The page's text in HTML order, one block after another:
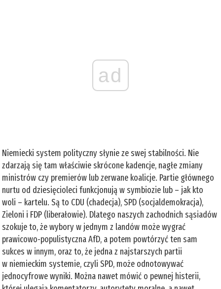
ad
Niemiecki system polityczny słynie ze swej stabilności. Nie
zdarzają się tam właściwie skrócone kadencje, nagłe zmiany
ministrów czy premierów lub zerwane koalicje. Partie głównego
nurtu od dziesięcioleci funkcjonują w symbiozie lub – jak kto
woli – kartelu. Są to CDU (chadecja), SPD (socjaldemokracja),
Zieloni i FDP (liberałowie). Dlatego naszych zachodnich sąsiadów
szokuje to, że wybory w jednym z landów może wygrać
prawicowo-populistyczna AfD, a potem powtórzyć ten sam
sukces w innym, oraz to, że jedna z najstarszych partii
w niemieckim systemie, czyli SPD, może odnotowywać
jednocyfrowe wyniki. Można nawet mówić o pewnej histerii,